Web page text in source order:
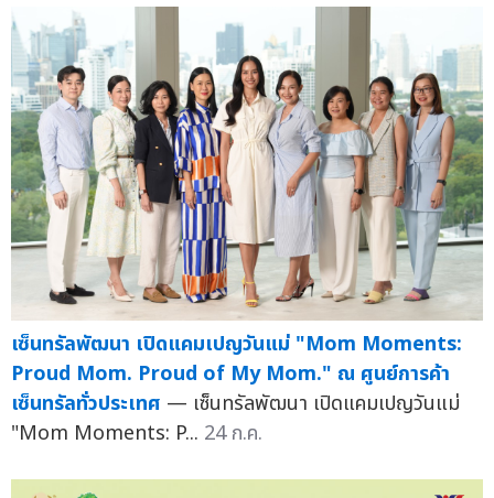
เซ็นทรัลพัฒนา เปิดแคมเปญวันแม่ "Mom Moments:
Proud Mom. Proud of My Mom." ณ ศูนย์การค้า
เซ็นทรัลทั่วประเทศ — เซ็นทรัลพัฒนา เปิดแคมเปญวันแม่
"Mom Moments: P... 24 ก.ค.